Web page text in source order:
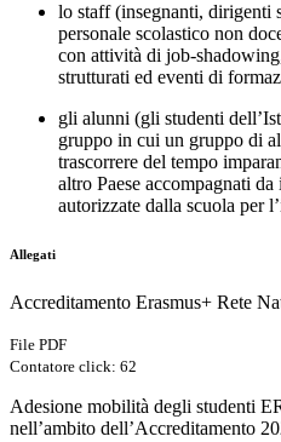
lo staff (insegnanti, dirigenti
personale scolastico non
con attività di job-
strutturati ed eventi di
gli alunni (gli studenti
gruppo in cui un gruppo di
trascorrere del tempo
altro Paese accompagnati
autorizzate dalla scuola per
Allegati
Accreditamento Erasmus+ Rete
File PDF
Contatore click: 62
Adesione mobilità degli studenti
nell’ambito dell’Accreditamento